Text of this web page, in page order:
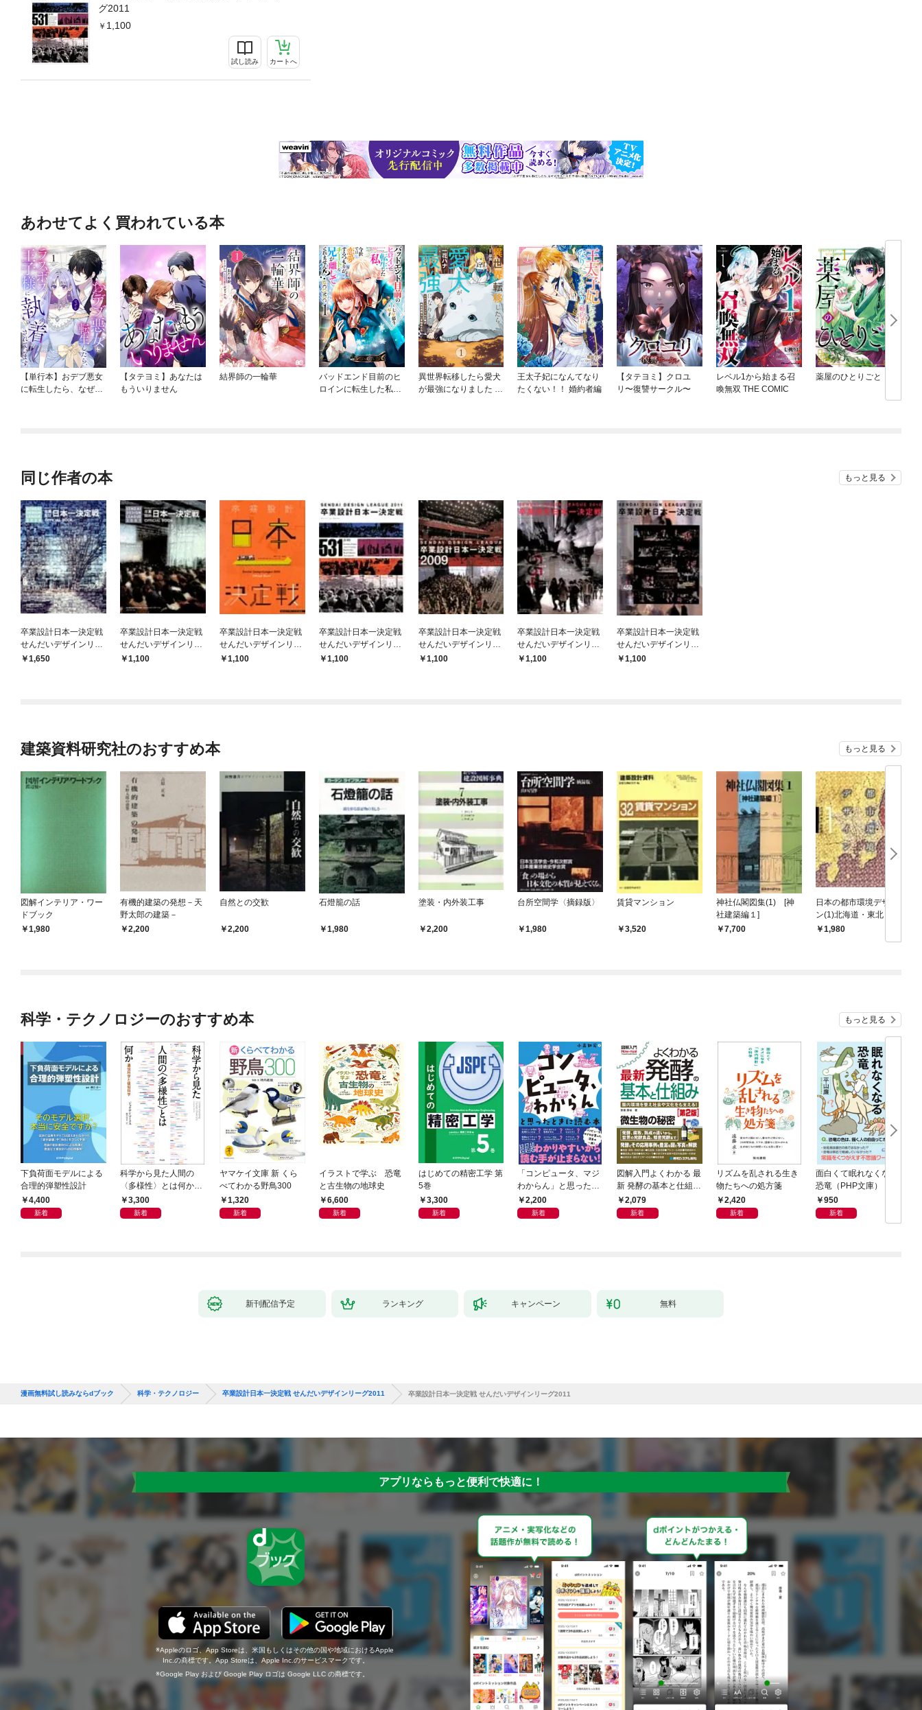
グ2011
1,100
試し読み カートへ
あわせてよく買われている本
【単行本】おデブ悪女
に転生したら、なぜか
【タテヨミ】あなたは
もういりません
結界師の一輪華
バッドエンド目前のヒ
ロインに転生した私、
異世界転移したら愛犬
が最強になりました ～
王太子妃になんてなり
たくない！！ 婚約者編
【タテヨミ】クロユ
リ〜復讐サークル〜
レベル1から始まる召
喚無双 THE COMIC
薬屋のひとりごと
同じ作者の本 もっと見る
卒業設計日本一決定戦
せんだいデザインリー
グ2006
1,650
卒業設計日本一決定戦
せんだいデザインリー
グ2007
1,100
卒業設計日本一決定戦
せんだいデザインリー
グ2008
1,100
卒業設計日本一決定戦
せんだいデザインリー
グ2011
1,100
卒業設計日本一決定戦
せんだいデザインリー
グ2009
1,100
卒業設計日本一決定戦
せんだいデザインリー
グ2010
1,100
卒業設計日本一決定戦
せんだいデザインリー
グ2012
1,100
建築資料研究社のおすすめ本 もっと見る
図解インテリア・ワー
ドブック
1,980
有機的建築の発想－天
野太郎の建築－
2,200
自然との交歓
2,200
石燈籠の話
1,980
塗装・内外装工事
2,200
台所空間学〈摘録版〉
1,980
賃貸マンション
3,520
神社仏閣図集(1) [神
社建築編１]
7,700
日本の都市環境デザイ
ン(1)北海道・東北・関
東編1,980
科学・テクノロジーのおすすめ本 もっと見る
下負荷面モデルによる
合理的弾塑性設計
4,400
新着
科学から見た人間の
〈多様性〉とは何か―
―遺伝科学と疑似科学
3,300
新着
ヤマケイ文庫 新 くら
べてわかる野鳥300
1,320
新着
イラストで学ぶ 恐竜
と古生物の地球史
6,600
新着
はじめての精密工学 第
5巻
3,300
新着
「コンピュータ、マジ
わからん」と思ったと
きに読む本
2,200
新着
図解入門よくわかる 最
新 発酵の基本と仕組み
［第2版］
2,079
新着
リズムを乱される生き
物たちへの処方箋
2,420
新着
面白くて眠れなくなる
恐竜（PHP文庫）
950
新着
新刊配信予定 ランキング キャンペーン 無料
漫画無料試し読みならdブック 科学・テクノロジー 卒業設計日本一決定戦 せんだいデザインリーグ2011 卒業設計日本一決定戦 せんだいデザインリーグ2011
アプリならもっと便利で快適に！
Appleのロゴ、App Storeは、米国もしくはその他の国や地域におけるApple
Inc.の商標です。App Storeは、Apple Inc.のサービスマークです。
Google Play および Google Play ロゴは Google LLC の商標です。